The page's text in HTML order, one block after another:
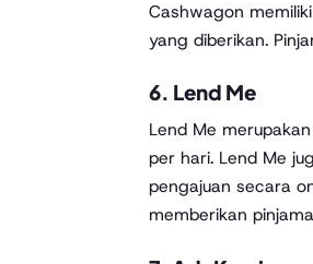
Cashwagon
yang diberikan.
6. Lend Me
Lend Me
per hari. Lend Me
pengajuan secara
memberikan